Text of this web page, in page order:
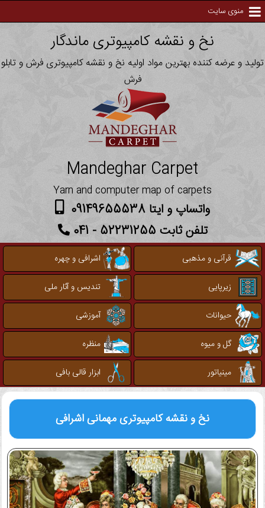
منوی سایت
نخ و نقشه کامپیوتری ماندگار
تولید و عرضه کننده بهترین مواد اولیه نخ و نقشه کامپیوتری فرش و تابلو
فرش
Mandeghar Carpet
Yarn and computer map of carpets
واتساپ و ایتا 09149655538
تلفن ثابت 52231255 - 041
قرآنی و مذهبی
اشرافی و چهره
زیرپایی
تندیس و آثار ملی
حیوانات
آموزشی
گل و میوه
منظره
مینیاتور
ابزار قالی بافی
نخ و نقشه کامپیوتریمهمانی اشرافی